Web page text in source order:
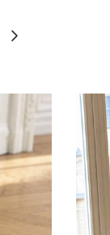
Avanti